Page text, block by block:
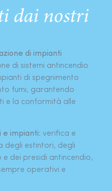
dai nostri
di impianti
di sistemi antincendio
di spegnimento
fumi, garantendo
e la conformità alle
e impianti: verifica e
degli estintori, degli
e dei presidi antincendio,
operativi e